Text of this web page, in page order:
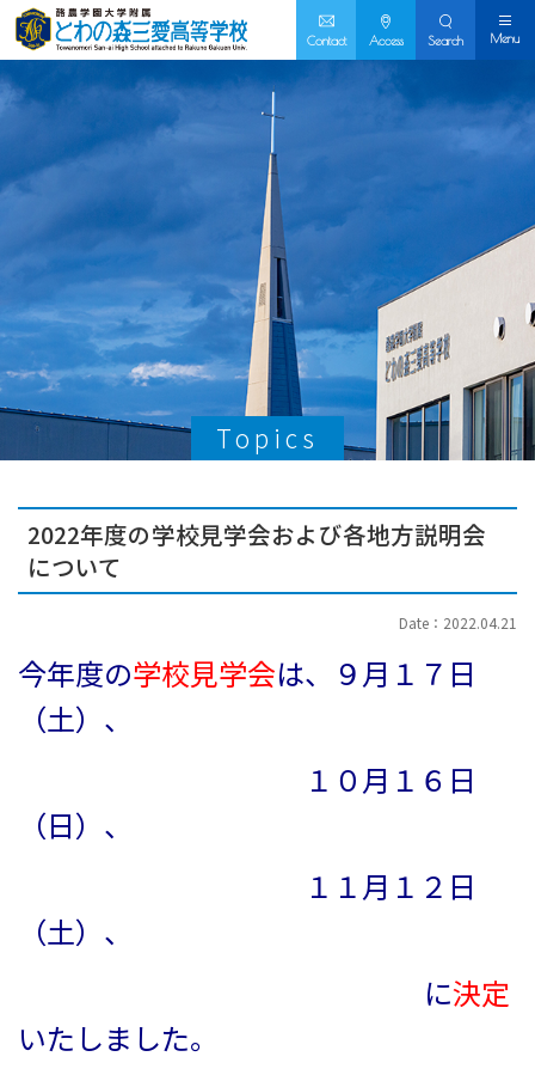
Contact Access Search Menu
Topics
2022年度の学校見学会および各地方説明会
について
Date：2022.04.21
今年度の学校見学会は、９月１７日
（土）、
１０月１６日
（日）、
１１月１２日
（土）、
に決定
いたしました。